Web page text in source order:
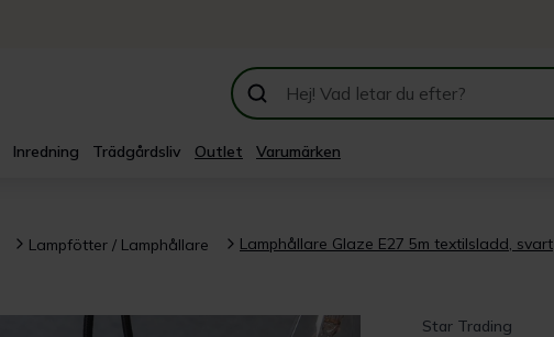
Inredning Trädgårdsliv Outlet Varumärken
Lampfötter / Lamphållare Lamphållare Glaze E27 5m textilsladd, svart
Star Trading